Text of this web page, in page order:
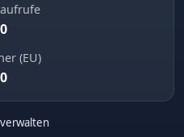
0
(EU)
0